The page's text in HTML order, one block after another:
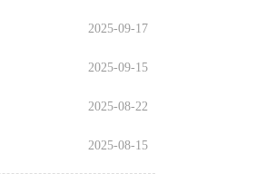
2025-09-17
2025-09-15
2025-08-22
2025-08-15